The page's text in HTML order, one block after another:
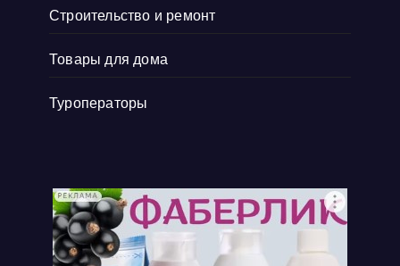
Строительство и ремонт
Товары для дома
Туроператоры